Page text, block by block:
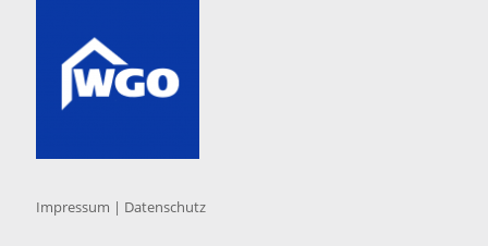
Impressum | Datenschutz